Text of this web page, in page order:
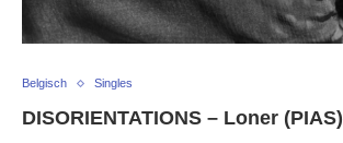
Belgisch Singles
DISORIENTATIONS – Loner (PIAS)